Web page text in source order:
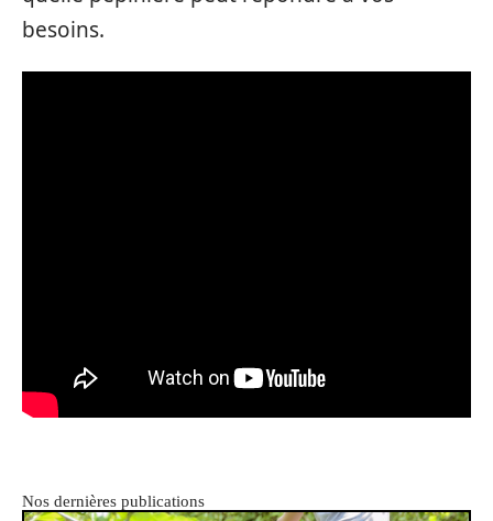
besoins.
Nos dernières publications